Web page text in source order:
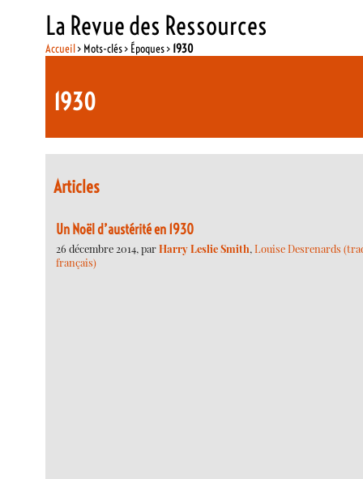
La Revue des Ressources
Accueil> Mots-clés > Époques > 1930
1930
Articles
Un Noël d’austérité en 1930
26 décembre 2014, parHarry Leslie Smith,Louise Desrenards
français)